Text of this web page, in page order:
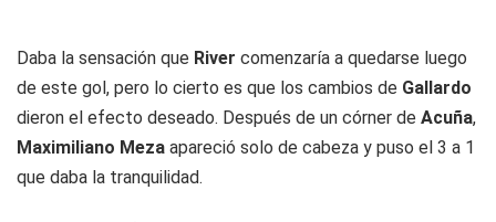
Daba la sensación que River comenzaría a quedarse luego
de este gol, pero lo cierto es que los cambios de Gallardo
dieron el efecto deseado. Después de un córner de Acuña,
Maximiliano Meza apareció solo de cabeza y puso el 3 a 1
que daba la tranquilidad.